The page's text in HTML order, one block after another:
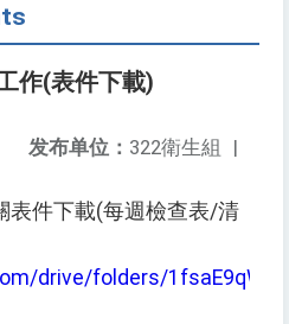
作(表件下載)
发布单位： 322衛生組 |
表件下載(每週檢查表/清
drive/folders/